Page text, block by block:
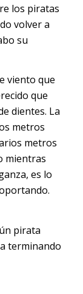
los piratas
volver a
su
viento que
que
dientes. La
metros
metros
mientras
es lo
pirata
terminando